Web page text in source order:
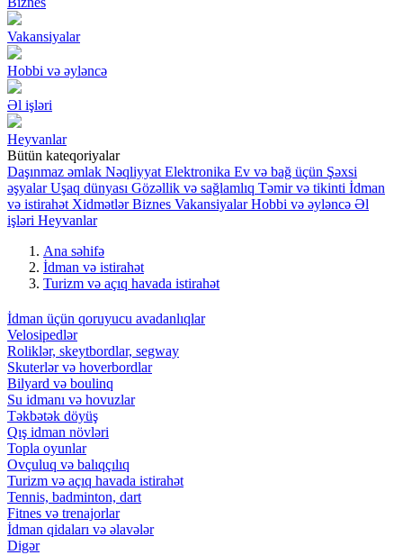
Vakansiyalar
Hobbi və əyləncə
Əl işləri
Heyvanlar
Bütün kateqoriyalar
Daşınmaz əmlak Nəqliyyat Elektronika Ev və bağ üçün Şəxsi
əşyalar Uşaq dünyası Gözəllik və sağlamlıq Təmir və tikinti İdman
və istirahət Xidmətlər Biznes Vakansiyalar Hobbi və əyləncə Əl
işləri Heyvanlar
Ana səhifə
İdman və istirahət
Turizm və açıq havada istirahət
İdman üçün qoruyucu avadanlıqlar
Velosipedlər
Roliklər, skeytbordlar, segway
Skuterlər və hoverbordlar
Bilyard və boulinq
Su idmanı və hovuzlar
Təkbətək döyüş
Qış idman növləri
Topla oyunlar
Ovçuluq və balıqçılıq
Turizm və açıq havada istirahət
Tennis, badminton, dart
Fitnes və trenajorlar
İdman qidaları və əlavələr
Digər